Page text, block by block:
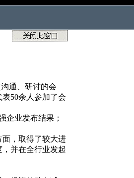
通、研讨的会
50余人参加了会
企业发布结果；
，取得了较大进
并在全行业发起